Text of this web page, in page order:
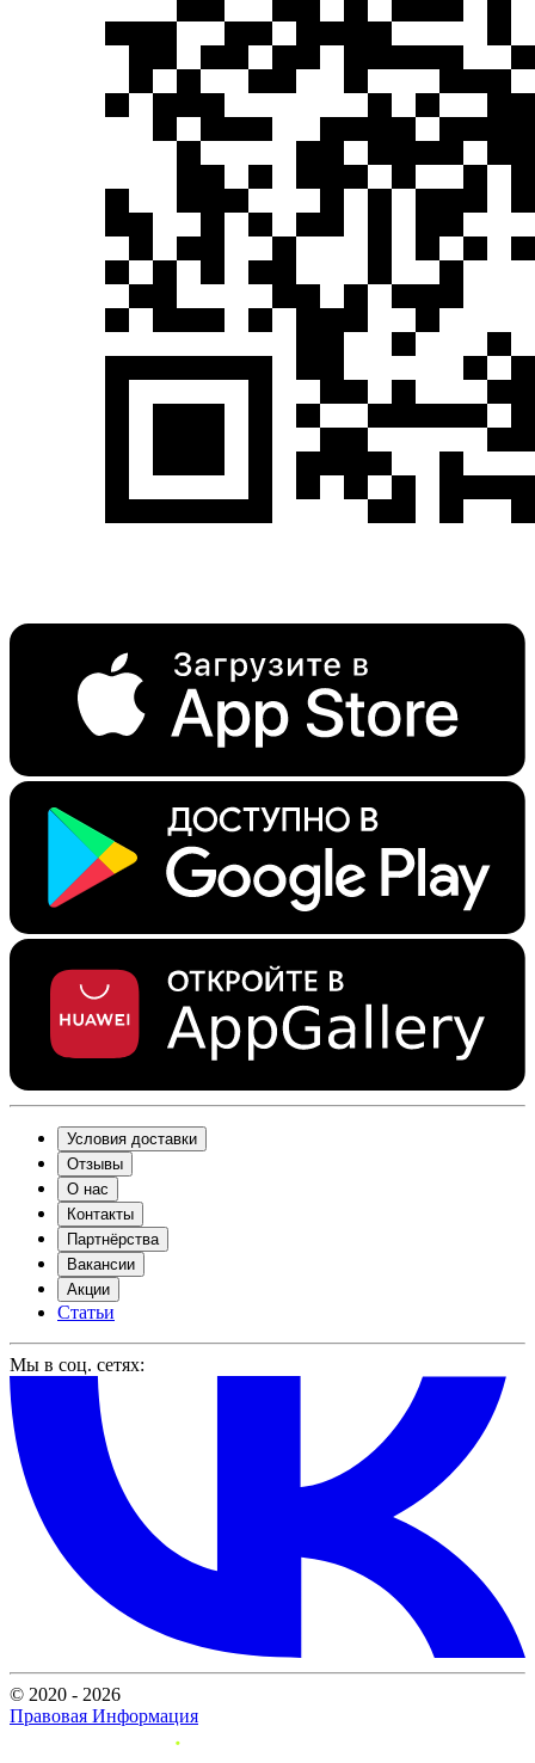
Условия доставки
Отзывы
О нас
Контакты
Партнёрства
Вакансии
Акции
Статьи
Мы в соц. сетях:
© 2020 - 2026
Правовая Информация